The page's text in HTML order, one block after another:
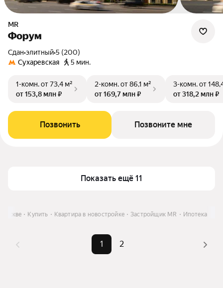
MR
Форум
Сдан•элитный•5 (200)
Сухаревская
5 мин.
1-комн.от 73,4 м²
от 153,8 млн ₽
2-комн.от 86,1 м²
от 169,7 млн ₽
3-комн.от
от 318,2 млн ₽
Позвонить Позвоните мне
Показать ещё 11
Ипотека
Застройщик MR
Квартира в новостройке
Купить
1 2